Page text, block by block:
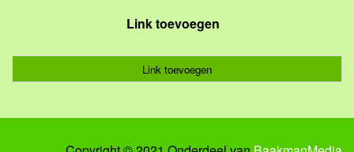
Link toevoegen
Link toevoegen